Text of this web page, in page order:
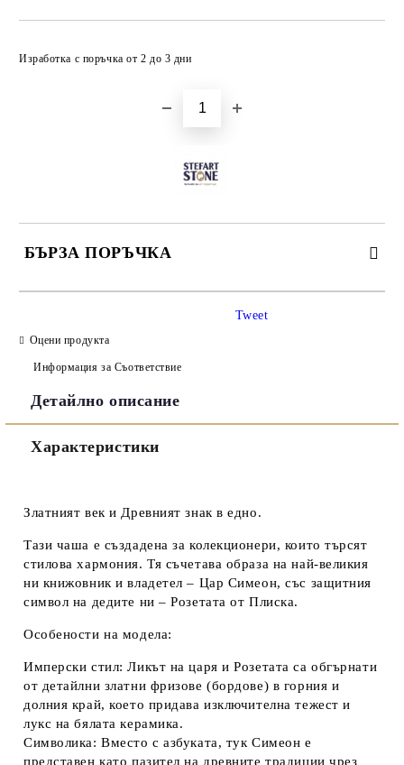
Изработка с поръчка от 2 до 3 дни
БЪРЗА ПОРЪЧКА
Ние ще се свържем с вас в рамките на работния ден.
Tweet
Оцени продукта
Информация за Съответствие
Детайлно описание
Характеристики
Златният век и Древният знак в едно.
Тази чаша е създадена за колекционери, които търсят
стилова хармония. Тя съчетава образа на най-великия
ни книжовник и владетел – Цар Симеон, със защитния
символ на дедите ни –Розетата от Плиска.
Особености на модела:
Имперски стил: Ликът на царя и Розетата са обгърнати
от детайлни златни фризове (бордове) в горния и
долния край, което придава изключителна тежест и
лукс на бялата керамика.
Символика: Вместо с азбуката, тук Симеон е
представен като пазител на древните традиции чрез